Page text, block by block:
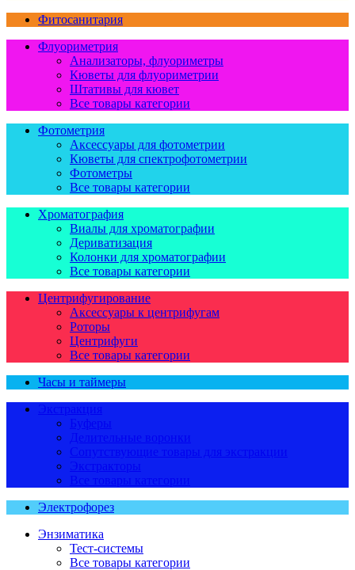
Фитосанитария
Флуориметрия
Анализаторы, флуориметры
Кюветы для флуориметрии
Штативы для кювет
Все товары категории
Фотометрия
Аксессуары для фотометрии
Кюветы для спектрофотометрии
Фотометры
Все товары категории
Хроматография
Виалы для хроматографии
Дериватизация
Колонки для хроматографии
Все товары категории
Центрифугирование
Аксессуары к центрифугам
Роторы
Центрифуги
Все товары категории
Часы и таймеры
Экстракция
Буферы
Делительные воронки
Сопутствующие товары для экстракции
Экстракторы
Все товары категории
Электрофорез
Энзиматика
Тест-системы
Все товары категории